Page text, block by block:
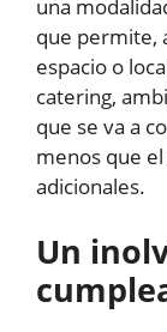
una
que permite,
espacio o
catering,
que se va a
menos que
adicionales.
Un